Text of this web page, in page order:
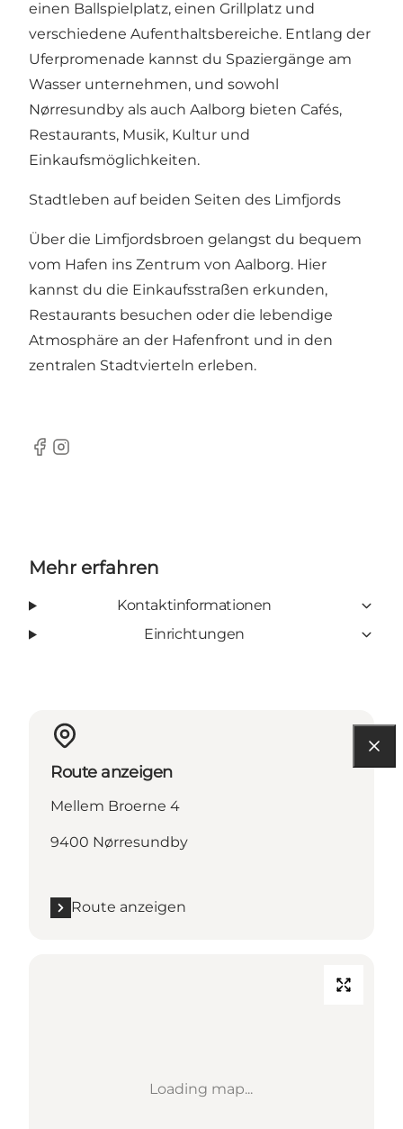
einen Ballspielplatz, einen Grillplatz und
verschiedene Aufenthaltsbereiche. Entlang der
Uferpromenade kannst du Spaziergänge am
Wasser unternehmen, und sowohl
Nørresundby als auch Aalborg bieten Cafés,
Restaurants, Musik, Kultur und
Einkaufsmöglichkeiten.
Stadtleben auf beiden Seiten des Limfjords
Über die Limfjordsbroen gelangst du bequem
vom Hafen ins Zentrum von Aalborg. Hier
kannst du die Einkaufsstraßen erkunden,
Restaurants besuchen oder die lebendige
Atmosphäre an der Hafenfront und in den
zentralen Stadtvierteln erleben.
Facebook
Instagram
Mehr erfahren
Kontaktinformationen
Einrichtungen
Route anzeigen
Mellem Broerne 4
9400 Nørresundby
Route anzeigen
Loading map...